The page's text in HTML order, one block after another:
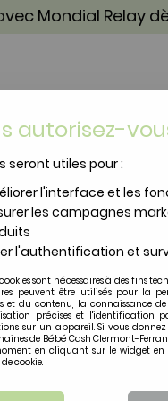
Mondial Relay
TOILETTE & SOIN
Boum Float Or
autorisez-
seront utiles pour :
l'interface et les
les campagnes
l'authentification et
sont nécessaires à des fins
peuvent être utilisés pour la
et du contenu, la connaissance
précises et l'identification
sur un appareil. Si vous
de Bébé Cash Clermont-
en cliquant sur le widget en
cookie.